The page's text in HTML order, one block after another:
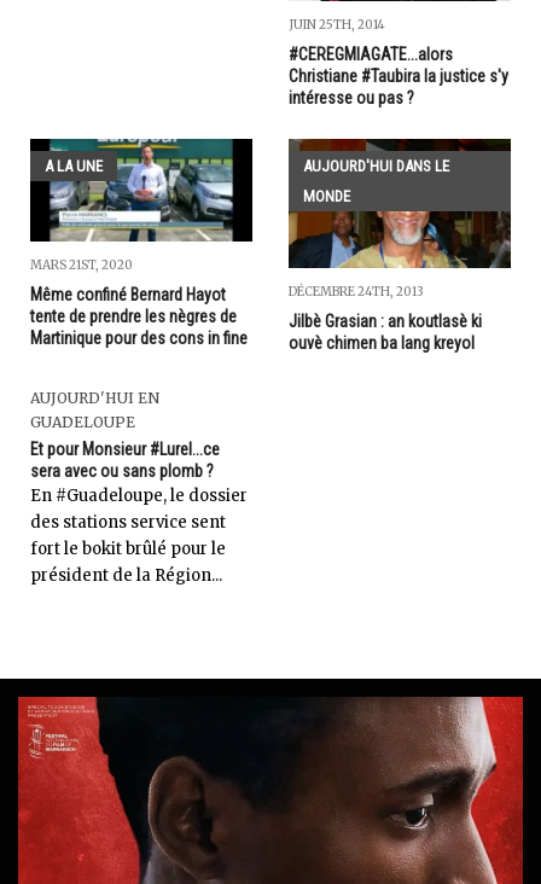
JUIN 25TH, 2014
#CEREGMIAGATE...alors
Christiane #Taubira la justice s'y
intéresse ou pas ?
A LA UNE
MARS 21ST, 2020
Même confiné Bernard Hayot
tente de prendre les nègres de
Martinique pour des cons in fine
AUJOURD'HUI DANS LE
MONDE
DÉCEMBRE 24TH, 2013
Jilbè Grasian : an koutlasè ki
ouvè chimen ba lang kreyol
AUJOURD'HUI EN
GUADELOUPE
Et pour Monsieur #Lurel...ce
sera avec ou sans plomb ?
En #Guadeloupe, le dossier
des stations service sent
fort le bokit brûlé pour le
président de la Région...